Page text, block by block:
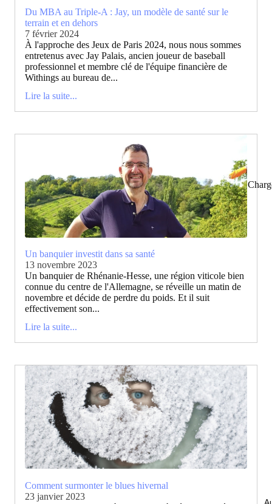
Du MBA au Triple-A : Jay, un modèle de santé sur le
terrain et en dehors
7 février 2024
À l'approche des Jeux de Paris 2024, nous nous sommes
entretenus avec Jay Palais, ancien joueur de baseball
professionnel et membre clé de l'équipe financière de
Withings au bureau de...
Lire la suite...
Un banquier investit dans sa santé
13 novembre 2023
Un banquier de Rhénanie-Hesse, une région viticole bien
connue du centre de l'Allemagne, se réveille un matin de
novembre et décide de perdre du poids. Et il suit
effectivement son...
Lire la suite...
Comment surmonter le blues hivernal
23 janvier 2023